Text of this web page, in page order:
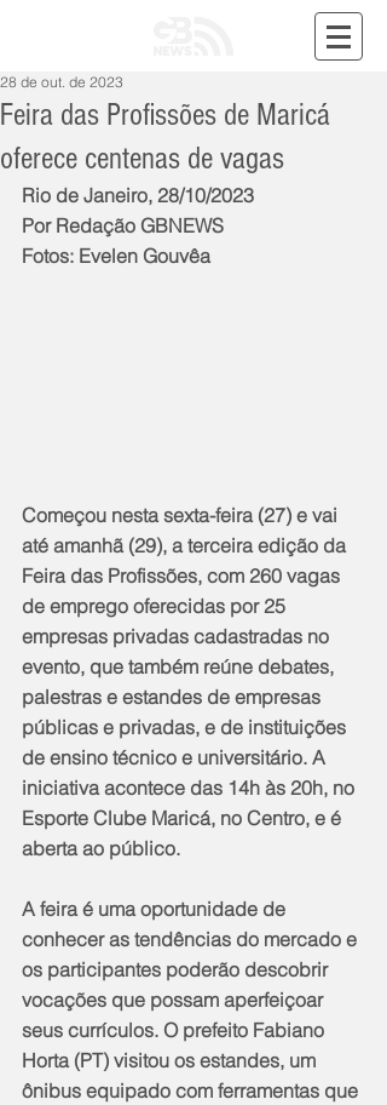
Feira das Profissões de Maricá
oferece centenas de vagas
28 de out. de 2023
Rio de Janeiro, 28/10/2023
Por Redação GBNEWS
Fotos: Evelen Gouvêa
Começou nesta sexta-feira (27) e vai
até amanhã (29), a terceira edição da
Feira das Profissões, com 260 vagas
de emprego oferecidas por 25
empresas privadas cadastradas no
evento, que também reúne debates,
palestras e estandes de empresas
públicas e privadas, e de instituições
de ensino técnico e universitário. A
iniciativa acontece das 14h às 20h, no
Esporte Clube Maricá, no Centro, e é
aberta ao público.
A feira é uma oportunidade de
conhecer as tendências do mercado e
os participantes poderão descobrir
vocações que possam aperfeiçoar
seus currículos. O prefeito Fabiano
Horta (PT) visitou os estandes, um
ônibus equipado com ferramentas que